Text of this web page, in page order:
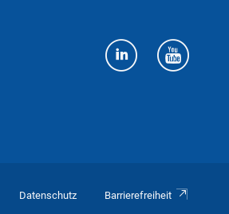
Datenschutz Barrierefreiheit